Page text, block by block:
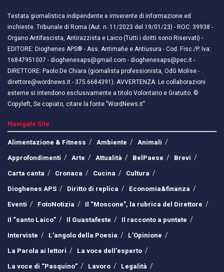
Testata giornalistica indipendente e irriverente di informazione ed
inchieste. Tribunale di Roma (Aut. n. 11/2023 del 19/01/23) - ROC: 39938 -
Organo Antifascista, Antirazzista e Laico (Tutti i diritti sono Riservati) -
EDITORE: Dioghenes APS® - Ass. Antimafie e Antiusura - Cod. Fisc./P. Iva:
16847951007 - dioghenesaps@gmail.com - dioghenesaps@pec.it - ​​
DIRETTORE: Paolo De Chiara (giornalista professionista, OdG Molise -
direttore@wordnews.it - ​​375.6684391). AVVERTENZA: Le collaborazioni
esterne si intendono esclusivamente a titolo Volontario e Gratuito. ©
Copyleft, Se copiato, citare la fonte "WordNews.it"
Navigate Site
Alimentazione & Fitness
Ambiente
Animali
Approfondimenti
Arte Attualità BelPaese
Brevi
Carta canta
Cronaca Cucina
Cultura
Dioghenes APS
Diritto di replica
Economia&finanza
Eventi
FotoNotizia
Il “Moscone”, la rubrica del Direttore
Il “santo Laico”
Il Guastafeste
Il racconto a puntate
Interviste
L’angolo della Poesia
L’Opinione
La Parola ai lettori
La voce dell’esperto
La voce di “Pasquino”
Lavoro Legalità